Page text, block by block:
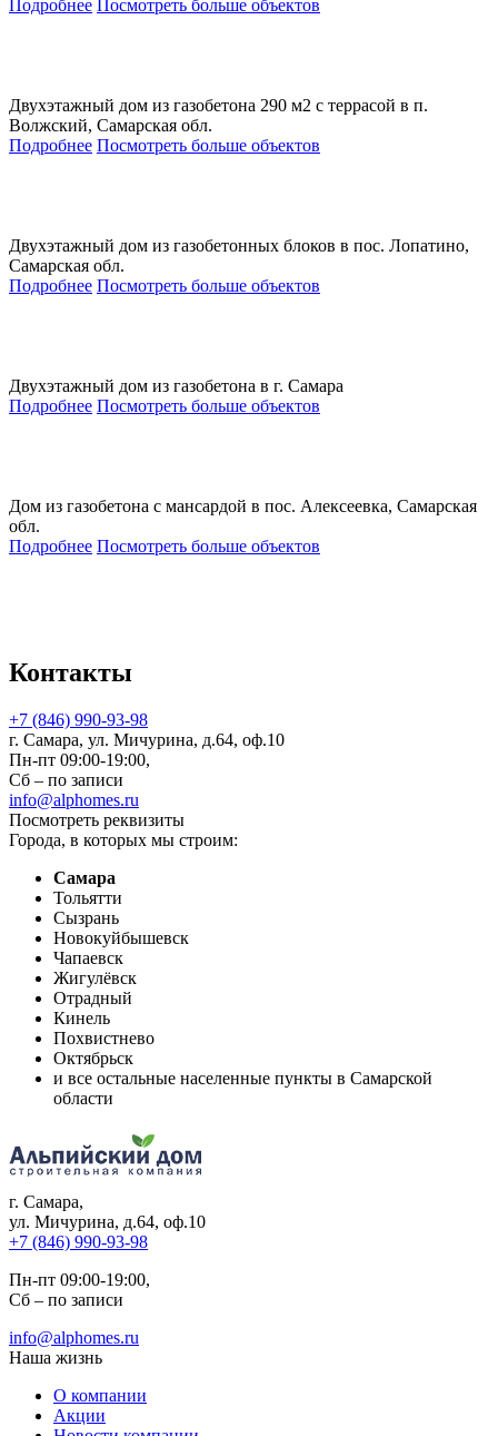
Подробнее Посмотреть больше объектов
Двухэтажный дом из газобетона 290 м2 с террасой в п.
Волжский, Самарская обл.
Подробнее Посмотреть больше объектов
Двухэтажный дом из газобетонных блоков в пос. Лопатино,
Самарская обл.
Подробнее Посмотреть больше объектов
Двухэтажный дом из газобетона в г. Самара
Подробнее Посмотреть больше объектов
Дом из газобетона с мансардой в пос. Алексеевка, Самарская
обл.
Подробнее Посмотреть больше объектов
Контакты
+7 (846) 990-93-98
г. Самара, ул. Мичурина, д.64, оф.10
Пн-пт 09:00-19:00,
Сб – по записи
info@alphomes.ru
Посмотреть реквизиты
Города, в которых мы строим:
Самара
Тольятти
Сызрань
Новокуйбышевск
Чапаевск
Жигулёвск
Отрадный
Кинель
Похвистнево
Октябрьск
и все остальные населенные пункты в Самарской
области
г. Самара,
ул. Мичурина, д.64, оф.10
+7 (846) 990-93-98
Пн-пт 09:00-19:00,
Сб – по записи
info@alphomes.ru
Наша жизнь
О компании
Акции